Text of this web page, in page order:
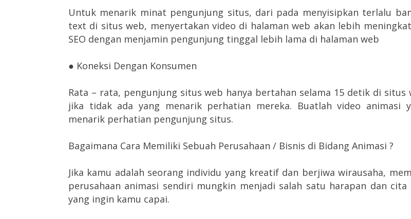
Untuk menarik minat pengunjung situs, dari pada menyisipkan terlalu
text di situs web, menyertakan video di halaman web akan lebih
SEO dengan menjamin pengunjung tinggal lebih lama di halaman web
● Koneksi Dengan Konsumen
Rata – rata, pengunjung situs web hanya bertahan selama 15 detik di situs
jika tidak ada yang menarik perhatian mereka. Buatlah video animasi
menarik perhatian pengunjung situs.
Bagaimana Cara Memiliki Sebuah Perusahaan / Bisnis di Bidang Animasi ?
Jika kamu adalah seorang individu yang kreatif dan berjiwa wirausaha,
perusahaan animasi sendiri mungkin menjadi salah satu harapan dan cita
yang ingin kamu capai.